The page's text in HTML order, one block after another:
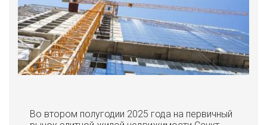
Во втором полугодии 2025 года на первичный